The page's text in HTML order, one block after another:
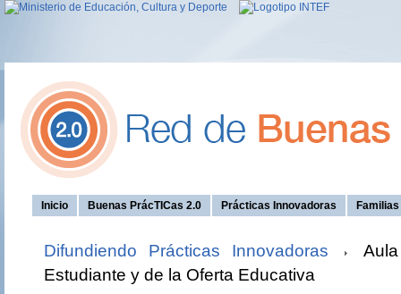
Inicio Buenas PrácTICas 2.0 Prácticas Innovadoras
Difundiendo Prácticas Innovadoras
Estudiante y de la Oferta Educativa